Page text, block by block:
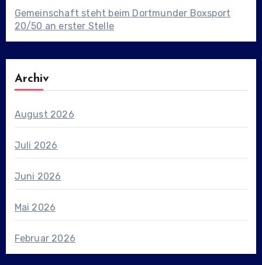
Gemeinschaft steht beim Dortmunder Boxsport
20/50 an erster Stelle
Archiv
August 2026
Juli 2026
Juni 2026
Mai 2026
Februar 2026